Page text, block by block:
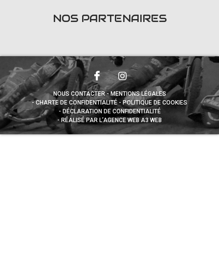
NOS PARTENAIRES
NOUS CONTACTER
MENTIONS LÉGALES
CHARTE DE CONFIDENTIALITÉ
POLITIQUE DE COOKIES
DÉCLARATION DE CONFIDENTIALITÉ
RÉALISÉ PAR L’AGENCE WEB A3 WEB